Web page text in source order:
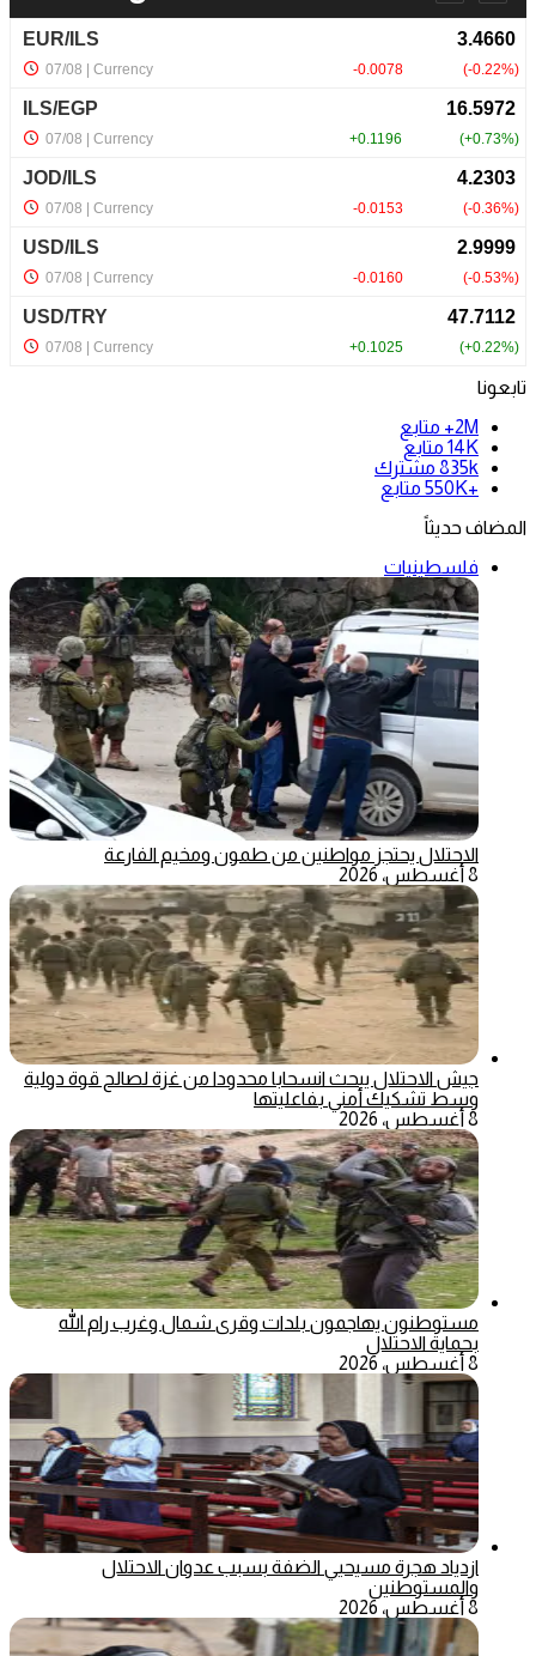
تابعونا
2M+
متابع
14K متابع
835k مشترك
+550K
متابع
المضاف حديثاً
فلسطينيات
الاحتلال يحتجز مواطنين من طمون ومخيم الفارعة
8 أغسطس، 2026
جيش الاحتلال يبحث انسحابا محدودا من غزة لصالح قوة دولية
وسط تشكيك أمني بفاعليتها
8 أغسطس، 2026
مستوطنون يهاجمون بلدات وقرى شمال وغرب رام الله
بحماية الاحتلال
8 أغسطس، 2026
ازدياد هجرة مسيحيي الضفة بسبب عدوان الاحتلال
والمستوطنين
8 أغسطس، 2026